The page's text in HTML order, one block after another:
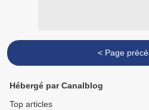
< Page
Hébergé par Canalblog
Top articles